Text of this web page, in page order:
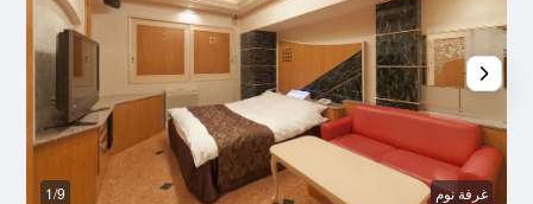
غرفة نوم 1/9